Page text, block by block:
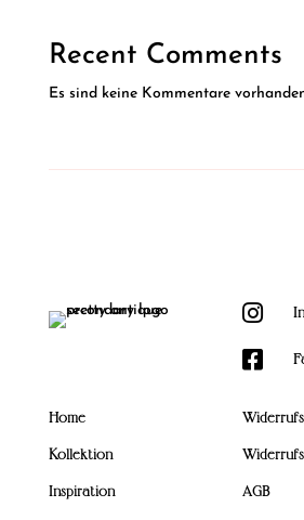
Recent Comments
Es sind keine Kommentare


Home
Kollektion
Inspiration AGB